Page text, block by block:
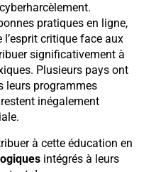
pratiques en ligne,
l’esprit critique face aux
significativement à
Plusieurs pays ont
leurs programmes
inégalement
à cette éducation en
intégrés à leurs